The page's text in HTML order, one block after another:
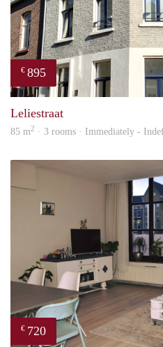
€ 895
Leliestraat
85 m2 · 3 rooms · Immediately -
€ 720